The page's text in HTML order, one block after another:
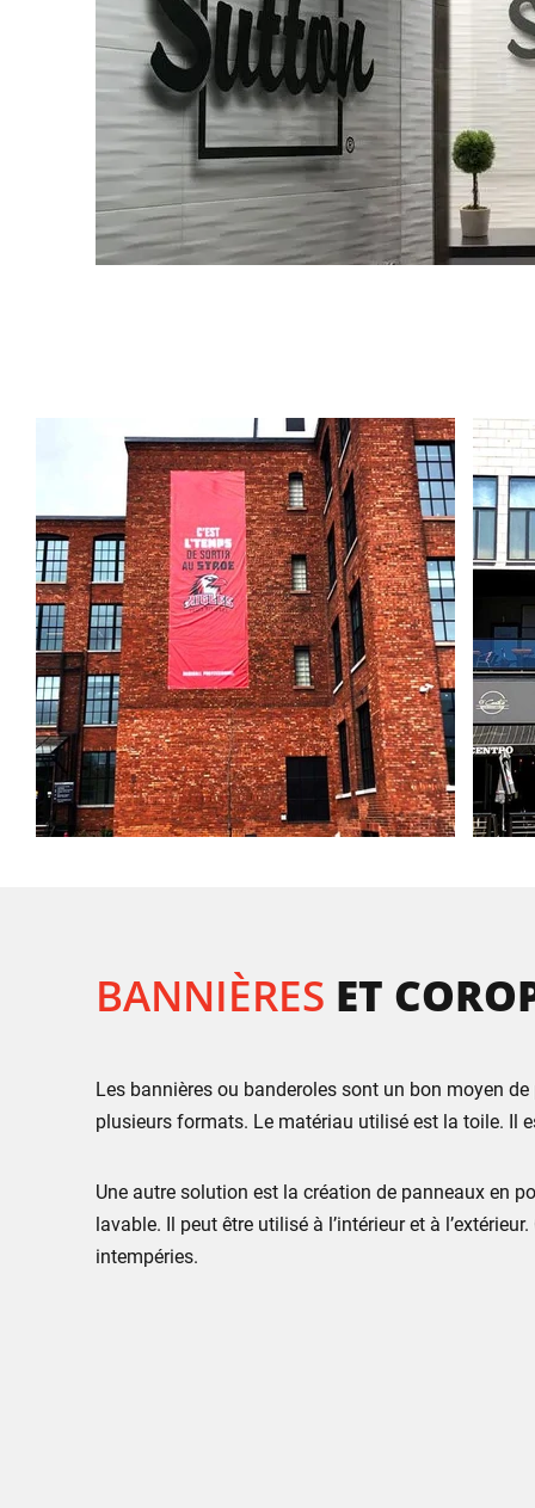
BANNIÈRES ET
Les bannières ou banderoles sont un bon moyen
plusieurs formats. Le matériau utilisé est la toile. Il
Une autre solution est la création de panneaux en
lavable. Il peut être utilisé à l’intérieur et à
intempéries.